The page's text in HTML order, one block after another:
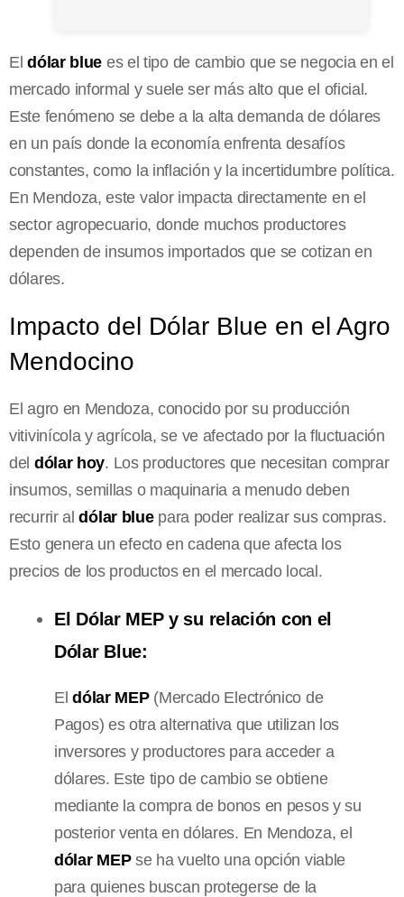
Eldólar blue es el tipo de cambio que se negocia en el
mercado informal y suele ser más alto que el oficial.
Este fenómeno se debe a la alta demanda de dólares
en un país donde la economía enfrenta desafíos
constantes, como la inflación y la incertidumbre política.
En Mendoza, este valor impacta directamente en el
sector agropecuario, donde muchos productores
dependen de insumos importados que se cotizan en
dólares.
Impacto del Dólar Blue en el Agro
Mendocino
El agro en Mendoza, conocido por su producción
vitivinícola y agrícola, se ve afectado por la fluctuación
del dólar hoy. Los productores que necesitan comprar
insumos, semillas o maquinaria a menudo deben
recurrir aldólar bluepara poder realizar sus compras.
Esto genera un efecto en cadena que afecta los
precios de los productos en el mercado local.
El Dólar MEP y su relación con el
Dólar Blue:
Eldólar MEP(Mercado Electrónico de
Pagos) es otra alternativa que utilizan los
inversores y productores para acceder a
dólares. Este tipo de cambio se obtiene
mediante la compra de bonos en pesos y su
posterior venta en dólares. En Mendoza, el
dólar MEPse ha vuelto una opción viable
para quienes buscan protegerse de la